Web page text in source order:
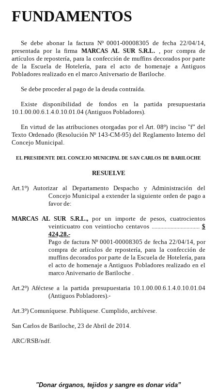
Informes de Gestión
Proyectos Presentados
Dictámenes Asesoría Letrada
Actas de Sesión
Informes de Unidad Coordinadora
Ejecución Presupuestaria
NORMATIVA
Declaraciones
Resoluciones
Resoluciones de Presidencia
INSTITUCIONAL
Antiguos Pobladores
FUNDAMENTOS
Se debe abonar la factura Nº 0001-00008305 de fecha 22/04/14,
presentada por la firma MARCAS AL SUR S.R.L. , por compra de
artículos de repostería, para la confección de muffins decorados por parte
de la Escuela de Hotelería, para el acto de homenaje a Antiguos
Pobladores realizado en el marco Aniversario de Bariloche.
Se debe proceder al pago de la deuda contraída.
Existe disponibilidad de fondos en la partida presupuestaria
10.1.00.00.6.1.4.0.10.01.04 (Antiguos Pobladores).
En virtud de las atribuciones otorgadas por el Art. 08º) inciso "f” del
Texto Ordenado (Resolución Nº 143-CM-95) del Reglamento Interno del
Concejo Municipal.
EL PRESIDENTE DEL CONCEJO MUNICIPAL DE SAN CARLOS DE BARILOCHE
RESUELVE
Art.1º) Autorizar al Departamento Despacho y Administración del
Concejo Municipal a extender la siguiente orden de pago a
favor de:
MARCAS AL SUR S.R.L.,por un importe de pesos, cuatrocientos
veinticuatro con veintiocho centavos ................................. $
424,28.-
Pago de factura Nº 0001-00008305 de fecha 22/04/14, por
compra de artículos de repostería, para la confección de
muffins decorados por parte de la Escuela de Hotelería, para
el acto de homenaje a Antiguos Pobladores realizado en el
marco Aniversario de Bariloche .
Art.2º) Aféctese a la partida presupuestaria 10.1.00.00.6.1.4.0.10.01.04
(Antiguos Pobladores).-
Art.3º) Comuníquese. Publíquese. Cumplido, archívese.
San Carlos de Bariloche, 23 de Abril de 2014.
ARC/RSB/ndf.
"Donar órganos, tejidos y sangre es donar vida”